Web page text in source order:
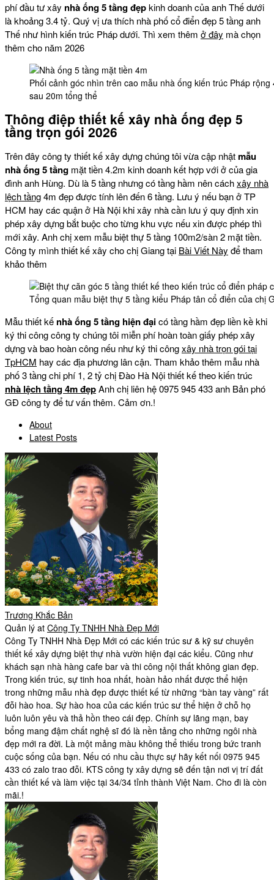
phí đầu tư xây nhà ống 5 tầng đẹpkinh doanh của anh Thế dưới
là khoảng 3.4 tỷ. Quý vị ưa thích nhà phố cổ điển đẹp 5 tầng anh
Thế như hình kiến trúc Pháp dưới. Thì xem thêm ở đây mà chọn
thêm cho năm 2026
Phối cảnh góc nhìn trên cao mẫu nhà ống kiến trúc Pháp rộng
sau 20m tổng thể
Thông điệp thiết kế xây nhà ống đẹp 5
tầng trọn gói 2026
Trên đây công ty thiết kế xây dựng chúng tôi vừa cập nhậtmẫu
nhà ống 5 tầng mặt tiền 4.2m kinh doanh kết hợp với ở của gia
đình anh Hùng. Dù là 5 tầng nhưng có tầng hầm nên cáchxây nhà
lệch tầng4m đẹp được tính lên đến 6 tầng. Lưu ý nếu bạn ở TP
HCM hay các quận ở Hà Nội khi xây nhà cần lưu ý quy định xin
phép xây dựng bắt buộc cho từng khu vực nếu xin được phép thì
mới xây. Anh chị xem mẫu biệt thự 5 tầng 100m2/sàn 2 mặt tiền.
Công ty mình thiết kế xây cho chị Giang tại Bài Viết Này để tham
khảo thêm
Tổng quan mẫu biệt thự 5 tầng kiểu Pháp tân cổ điển của chị
Mẫu thiết kế nhà ống 5 tầng hiện đạicó tầng hầm đẹp liền kề khi
ký thi công công ty chúng tôi miễn phí hoàn toàn giấy phép xây
dựng và bao hoàn công nếu như ký thi côngxây nhà trọn gói tại
TpHCM hay các địa phương lân cận. Tham khảo thêm mẫu nhà
phố 3 tầng chi phí 1, 2 tỷ chị Đào Hà Nội thiết kế theo kiến trúc
nhà lệch tầng 4m đẹpAnh chị liên hệ 0975 945 433 anh Bản phó
GĐ công ty để tư vấn thêm. Cảm ơn.!
About
Latest Posts
Trương Khắc Bản
Quản lý at Công Ty TNHH Nhà Đẹp Mới
Công Ty TNHH Nhà Đẹp Mới có các kiến trúc sư & kỹ sư chuyên
thiết kế xây dựng biệt thự nhà vườn hiện đại các kiểu. Cũng như
khách sạn nhà hàng cafe bar và thi công nội thất không gian đẹp.
Trong kiến trúc, sự tinh hoa nhất, hoàn hảo nhất được thể hiện
trong những mẫu nhà đẹp được thiết kế từ những “bàn tay vàng” rất
đỗi hào hoa. Sự hào hoa của các kiến trúc sư thể hiện ở chỗ họ
luôn luôn yêu và thả hồn theo cái đẹp. Chính sự lãng mạn, bay
bổng mang đậm chất nghệ sĩ đó là nền tảng cho những ngôi nhà
đẹp mới ra đời. Là một mảng màu không thể thiếu trong bức tranh
cuộc sống của bạn. Nếu có nhu cầu thực sự hãy kết nối 0975 945
433 có zalo trao đỗi. KTS công ty xây dựng sẽ đến tận nơi vị trí đất
cần thiết kế và làm việc tại 34/34 tỉnh thành Việt Nam. Cho đi là còn
mãi.!